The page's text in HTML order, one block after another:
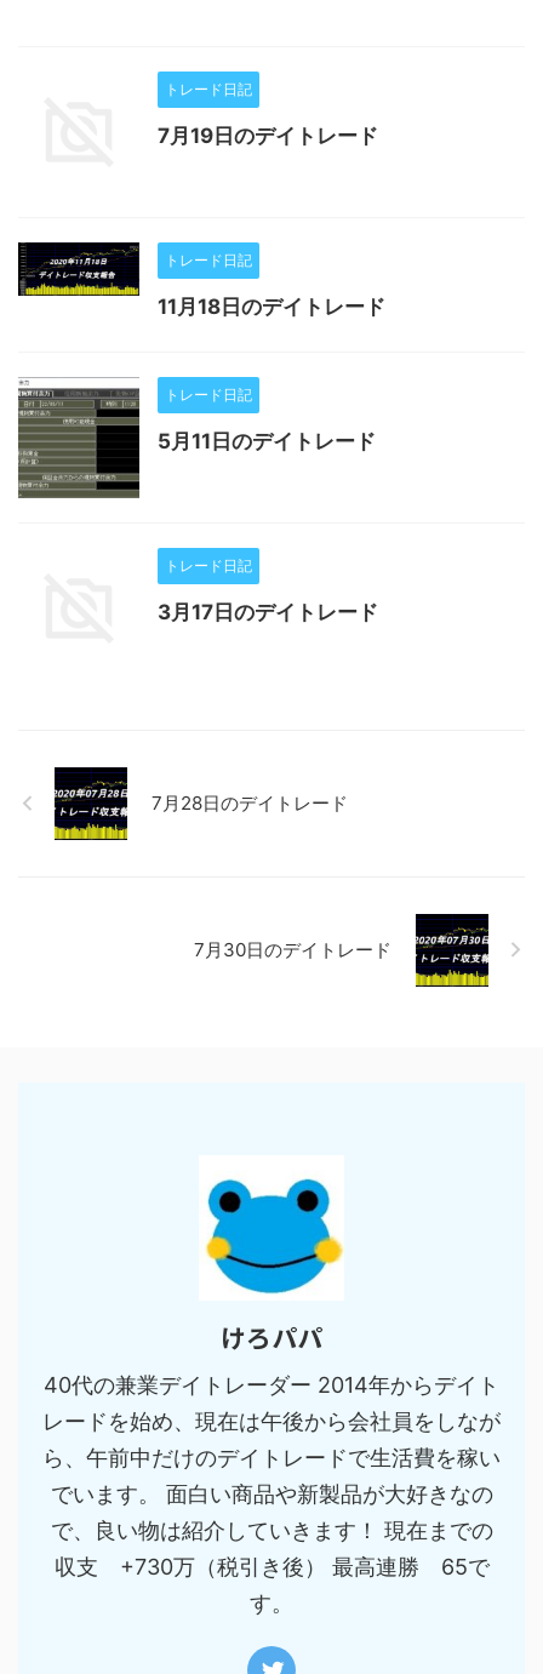
トレード日記
7月19日のデイトレード
トレード日記
11月18日のデイトレード
トレード日記
5月11日のデイトレード
トレード日記
3月17日のデイトレード
7月28日のデイトレード
7月30日のデイトレード
けろパパ
40代の兼業デイトレーダー 2014年からデイト
レードを始め、現在は午後から会社員をしなが
ら、午前中だけのデイトレードで生活費を稼い
でいます。 面白い商品や新製品が大好きなの
で、良い物は紹介していきます！ 現在までの
収支 +730万（税引き後） 最高連勝 65で
す。